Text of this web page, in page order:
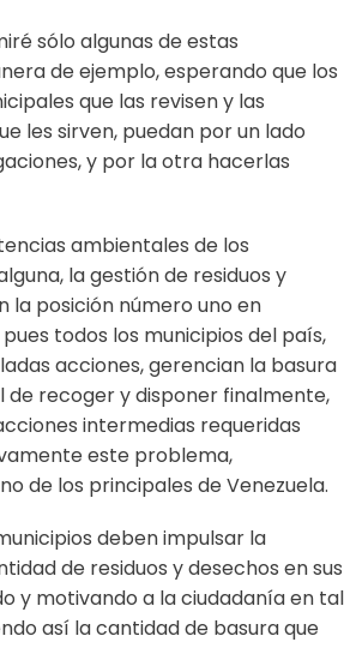
sólo algunas de estas
de ejemplo, esperando que los
que las revisen y las
les sirven, puedan por un lado
y por la otra hacerlas
ambientales de los
la gestión de residuos y
la posición número uno en
todos los municipios del país,
acciones, gerencian la basura
recoger y disponer finalmente,
intermedias requeridas
este problema,
de los principales de Venezuela.
deben impulsar la
de residuos y desechos en sus
y motivando a la ciudadanía en tal
así la cantidad de basura que